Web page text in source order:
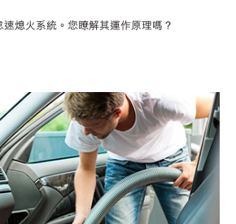
熄火系統。您瞭解其運作原理嗎？